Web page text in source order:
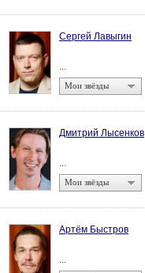
Сергей Лавыгин
...
Мои звёзды
Дмитрий Лысенков
...
Мои звёзды
Артём Быстров
...